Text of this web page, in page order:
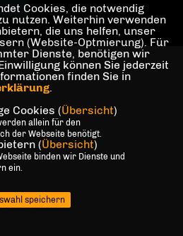
REALISATION: SHARKNESS MEDIA GMBH & CO. KG
Cookies, die notwendig
nutzen. Weiterhin verwenden
die uns helfen, unser
(Website-Optmierung). Für
Dienste, benötigen wir
können Sie jederzeit
finden Sie in
.
Cookies (Übersicht)
allein für den
der Webseite benötigt.
(Übersicht)
binden wir Dienste und
ein.
speichern